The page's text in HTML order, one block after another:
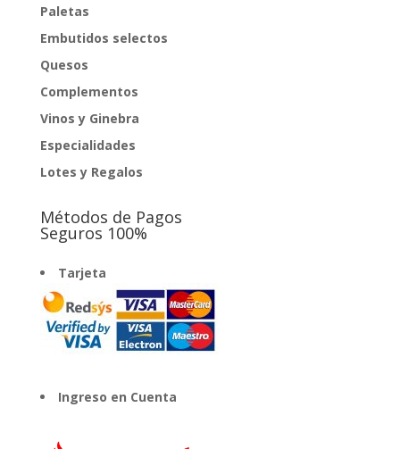
Paletas
Embutidos selectos
Quesos
Complementos
Vinos y Ginebra
Especialidades
Lotes y Regalos
Métodos de Pagos
Seguros 100%
Tarjeta
Ingreso en Cuenta